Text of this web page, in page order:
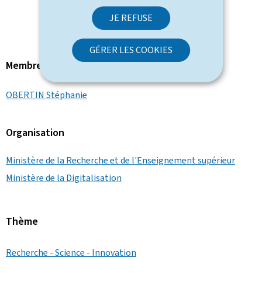
JE REFUSE
GÉRER LES COOKIES
Membre du gouvernement
OBERTIN Stéphanie
Organisation
Ministère de la Recherche et de l'Enseignement supérieur
Ministère de la Digitalisation
Thème
Recherche - Science - Innovation